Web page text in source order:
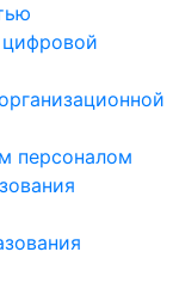
цифровой
персоналом